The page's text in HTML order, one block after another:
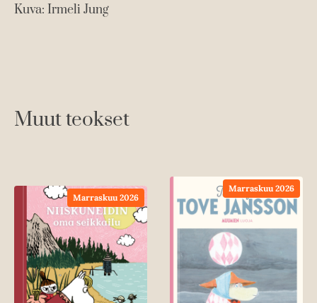
Kuva: Irmeli Jung
Muut teokset
Marraskuu 2026
Marraskuu 2026